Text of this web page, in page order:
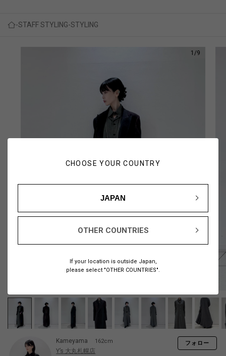
CHOOSE YOUR COUNTRY
JAPAN
OTHER COUNTRIES
If your location is outside Japan,
please select "OTHER COUNTRIES".
STAFF STYLING STYLING
1 /9
Kameyama 162cm
Y’s 大丸札幌店
フォロー